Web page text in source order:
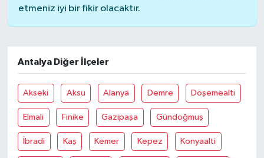
etmeniz iyi bir fikir olacaktır.
Antalya Diğer İlçeler
Akseki Aksu Alanya Demre Döşemealti
Elmali Finike Gazipaşa Gündoğmuş
İbradi Kaş Kemer Kepez Konyaalti